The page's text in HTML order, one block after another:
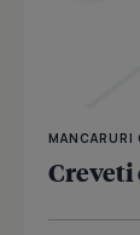
MANCARURI
Creveti